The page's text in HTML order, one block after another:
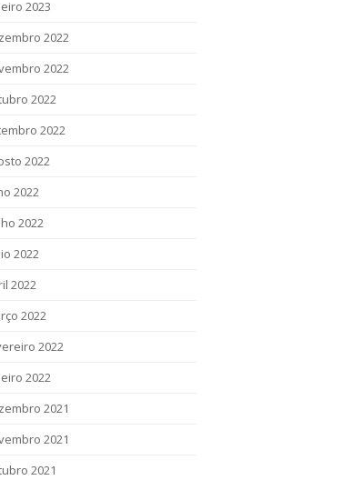
2023
2022
2022
2022
2022
2022
2022
2022
2022
2022
2022
2022
2022
2021
2021
2021